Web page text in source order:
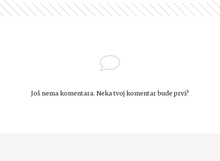
Još nema komentara. Neka tvoj komentar bude prvi?